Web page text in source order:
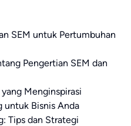
SEM untuk Pertumbuhan
Pengertian SEM dan
Menginspirasi
untuk Bisnis Anda
Tips dan Strategi